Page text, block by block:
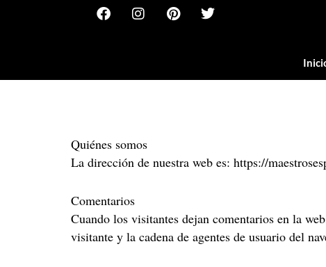
F
a
o
I
n
g
P
i
r
T
w
e
Quiénes somos
La dirección de nuestra web es: https://
Comentarios
Cuando los visitantes dejan comentarios en la
visitante y la cadena de agentes de usuario del